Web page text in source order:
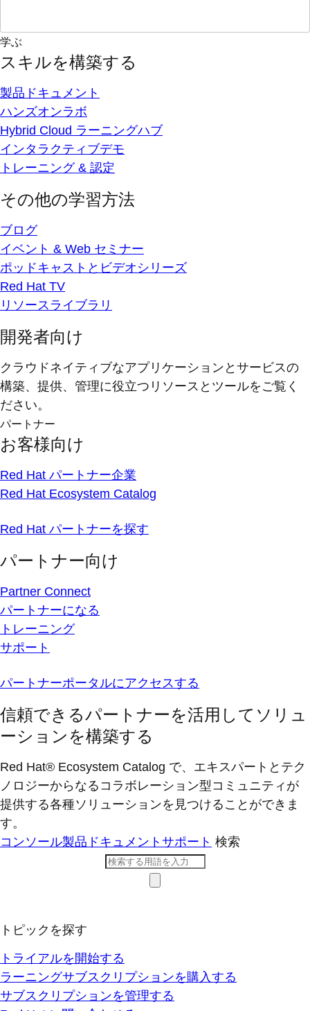
学ぶ
スキルを構築する
製品ドキュメント
ハンズオンラボ
Hybrid Cloud ラーニングハブ
インタラクティブデモ
トレーニング & 認定
その他の学習方法
ブログ
イベント & Web セミナー
ポッドキャストとビデオシリーズ
Red Hat TV
リソースライブラリ
開発者向け
クラウドネイティブなアプリケーションとサービスの
構築、提供、管理に役立つリソースとツールをご覧く
ださい。
パートナー
お客様向け
Red Hat パートナー企業
Red Hat Ecosystem Catalog
Red Hat パートナーを探す
パートナー向け
Partner Connect
パートナーになる
トレーニング
サポート
パートナーポータルにアクセスする
信頼できるパートナーを活用してソリュ
ーションを構築する
Red Hat® Ecosystem Catalog で、エキスパートとテク
ノロジーからなるコラボレーション型コミ​ュニティが
提供する各種ソリューションを見つけることができま
す。
コンソール製品ドキュメント サポート 検索
トピックを探す
トライアルを開始する
ラーニングサブスクリプションを購入する
サブスクリプションを管理する